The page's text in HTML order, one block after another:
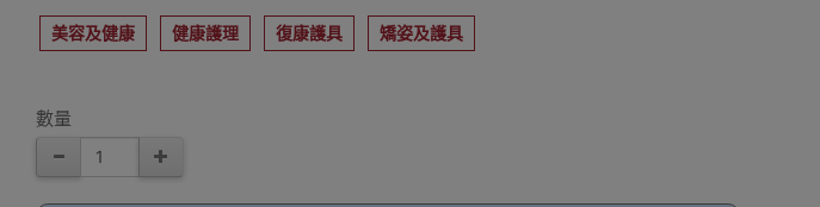
美容及健康 健康護理 復康護具 矯姿及護具
數量